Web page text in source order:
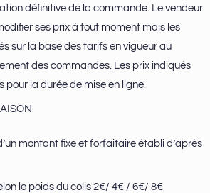
définitive de la commande. Le vendeur
ses prix à tout moment mais les
sur la base des tarifs en vigueur au
des commandes. Les prix indiqués
pour la durée de mise en ligne.
montant fixe et forfaitaire établi d’après
le poids du colis 2€/ 4€ / 6€/ 8€